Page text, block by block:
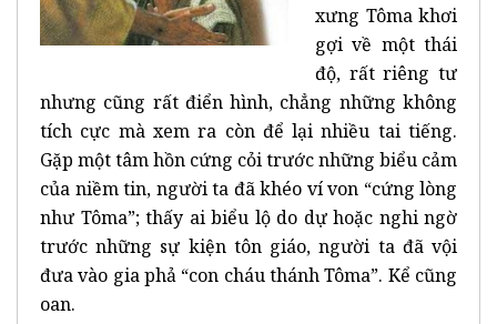
xưng Tôma khơi
gợi về một thái
độ, rất riêng tư
nhưng cũng rất điển hình, chẳng những không
tích cực mà xem ra còn để lại nhiều tai tiếng.
Gặp một tâm hồn cứng cỏi trước những biểu cảm
của niềm tin, người ta đã khéo ví von “cứng lòng
như Tôma”; thấy ai biểu lộ do dự hoặc nghi ngờ
trước những sự kiện tôn giáo, người ta đã vội
đưa vào gia phả “con cháu thánh Tôma”. Kể cũng
oan.